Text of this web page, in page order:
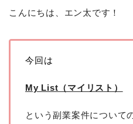
こんにちは、エン太です！
今回は
My List（マイリスト）
という副業案件について